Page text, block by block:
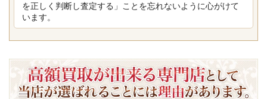
を正しく判断し査定する」ことを忘れないように心がけて
います。